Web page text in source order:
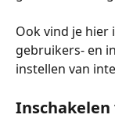
Ook vind je hier
gebruikers- en
instellen van
Inschakelen